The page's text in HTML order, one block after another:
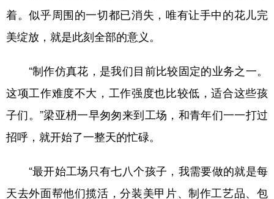
着。似乎周围的一切都已消失，唯有让手中的花儿完
美绽放，就是此刻全部的意义。
“制作仿真花，是我们目前比较固定的业务之一。
这项工作难度不大，工作强度也比较低，适合这些孩
子们。”梁亚枬一早匆匆来到工场，和青年们一一打过
招呼，就开始了一整天的忙碌。
“最开始工场只有七八个孩子，我需要做的就是每
天去外面帮他们揽活，分装美甲片、制作工艺品、包